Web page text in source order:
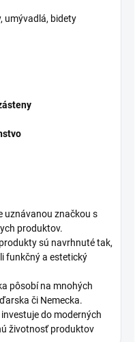
umývadlá, bidety
uznávanou značkou s
produktov.
sú navrhnuté tak,
funkčný a estetický
pôsobí na mnohých
či Nemecka.
do moderných
životnosť produktov